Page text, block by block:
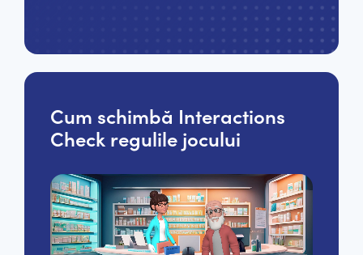
Cum schimbă Interactions
Check regulile jocului